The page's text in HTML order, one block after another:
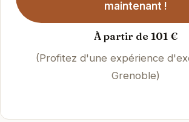
maintenant !
À partir de 101 €
(Profitez d'une expérience
Grenoble)